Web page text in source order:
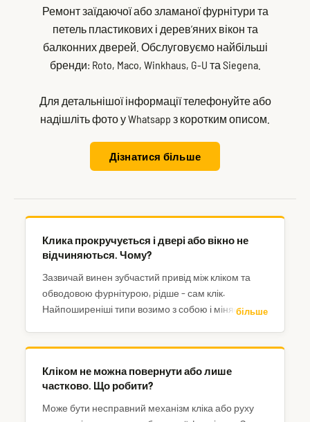
Ремонт заїдаючої або зламаної фурнітури та
петель пластикових і дерев’яних вікон та
балконних дверей. Обслуговуємо найбільші
бренди: Roto, Maco, Winkhaus, G-U та Siegena.
Для детальнішої інформації телефонуйте або
надішліть фото у Whatsapp з коротким описом.
Дізнатися більше
Клика прокручується і двері або вікно не
відчиняються. Чому?
Зазвичай винен зубчастий привід між кліком та
обводовою фурнітурою, рідше – сам клік.
Найпоширеніші типи возимо з собою і міняємо на
більше
Кліком не можна повернути або лише
частково. Що робити?
Може бути несправний механізм кліка або руху